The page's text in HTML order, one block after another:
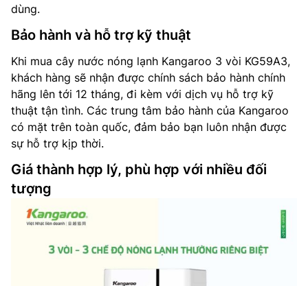
dùng.
Bảo hành và hỗ trợ kỹ thuật
Khi mua cây nước nóng lạnh Kangaroo 3 vòi KG59A3,
khách hàng sẽ nhận được chính sách bảo hành chính
hãng lên tới 12 tháng, đi kèm với dịch vụ hỗ trợ kỹ
thuật tận tình. Các trung tâm bảo hành của Kangaroo
có mặt trên toàn quốc, đảm bảo bạn luôn nhận được
sự hỗ trợ kịp thời.
Giá thành hợp lý, phù hợp với nhiều đối
tượng